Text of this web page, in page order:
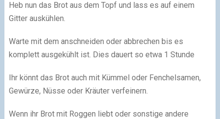
Heb nun das Brot aus dem Topf und lass es auf einem
Gitter auskühlen.
Warte mit dem anschneiden oder abbrechen bis es
komplett ausgekühlt ist. Dies dauert so etwa 1 Stunde
Ihr könnt das Brot auch mit Kümmel oder Fenchelsamen,
Gewürze, Nüsse oder Kräuter verfeinern.
Wenn ihr Brot mit Roggen liebt oder sonstige andere